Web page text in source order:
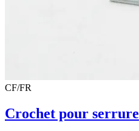
CF/FR
Crochet pour serrure